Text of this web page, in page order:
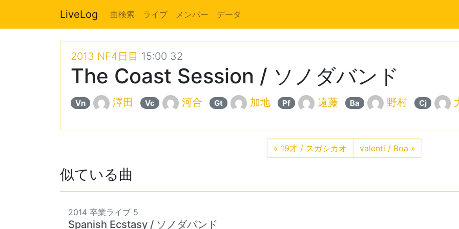
LiveLog 曲検索 ライブ メンバー データ
2013 NF4日目 15:00 32
The Coast Session / ソノダバンド
Vn 澤田 Vc 河合 Gt 加地 Pf 遠藤 Ba 野村 Cj
« 19才 / スガシカオ valenti / Boa »
似ている曲
2014 卒業ライブ 5
Spanish Ecstasy / ソノダバンド